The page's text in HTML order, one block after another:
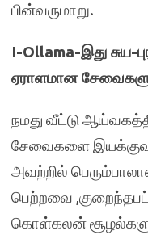
பின்வருமாறு.
I-Ollama-இது சுய-
ஏராளமான
நமது வீட்டு
சேவைகளை
அவற்றில்
பெற்றவை
கொள்கலன்